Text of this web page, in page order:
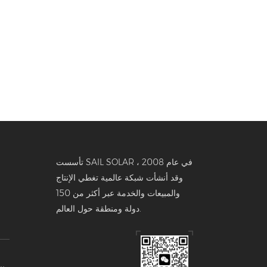
تأسست SAIL SOLAR في عام 2008 ،
وقد أنشأت شبكة عالمية تغطي الإنتاج
والمبيعات والخدمة عبر أكثر من 150
دولة ومنطقة حول العالم.